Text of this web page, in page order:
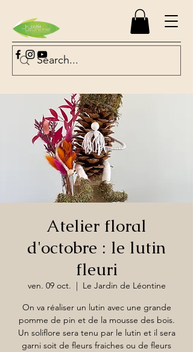
Atelier floral
d'octobre : le lutin
fleuri
ven. 09 oct.
  |
Le Jardin de Léontine
On va réaliser un lutin avec une grande
pomme de pin et de la mousse des bois.
Un soliflore sera tenu par le lutin et il sera
garni soit de fleurs fraiches ou de fleurs